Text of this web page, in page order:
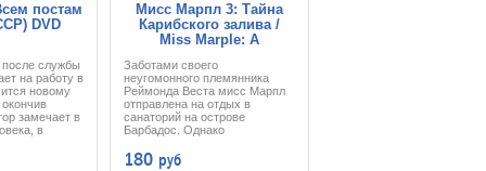
постам
DVD
после службы
на работу в
новому
замечает в
в
его
Мисс Марпл 3: Тайна
Карибского залива /
Miss Marple: A
DVD
Заботами своего
неугомонного племянника
Реймонда Веста мисс Марпл
отправлена на отдых в
санаторий на острове
Барбадос. Однако
радует мисс Марпл - ей
180 руб